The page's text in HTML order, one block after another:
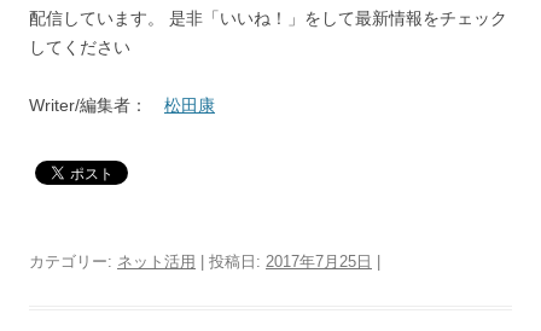
配信しています。 是非「いいね！」をして最新情報をチェック
してください
Writer/編集者： 松田康
カテゴリー: ネット活用 | 投稿日: 2017年7月25日